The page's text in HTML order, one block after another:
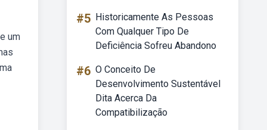
um
#5 Historicamente As Pessoas
Com Qualquer Tipo De
Deficiência Sofreu Abandono
#6 O Conceito De
Desenvolvimento Sustentável
Dita Acerca Da
Compatibilização